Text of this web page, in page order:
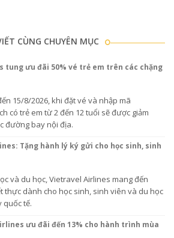
CÙNG CHUYÊN MỤC
tung ưu đãi 50% vé trẻ em trên các chặng
15/8/2026, khi đặt vé và nhập mã
có trẻ em từ 2 đến 12 tuổi sẽ được giảm
đường bay nội địa.
Tặng hành lý ký gửi cho học sinh, sinh
và du học, Vietravel Airlines mang đến
thực dành cho học sinh, sinh viên và du học
quốc tế.
ưu đãi đến 13% cho hành trình mùa